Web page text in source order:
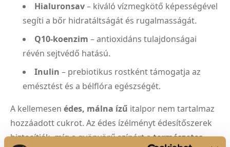
Hialuronsav– kiváló vízmegkötő képességével
segíti a bőr hidratáltságát és rugalmasságát.
Q10-koenzim – antioxidáns tulajdonságai
révén sejtvédő hatású.
Inulin – prebiotikus rostként támogatja az
emésztést és a bélflóra egészségét.
A kellemesen édes, málna ízű italpor nem tartalmaz
hozzáadott cukrot. Az édes ízélményt édesítőszerek
biztosítják, míg a gyönyörű színért atermészetes